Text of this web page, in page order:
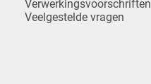
Verwerkingsvoorschriften
Veelgestelde vragen